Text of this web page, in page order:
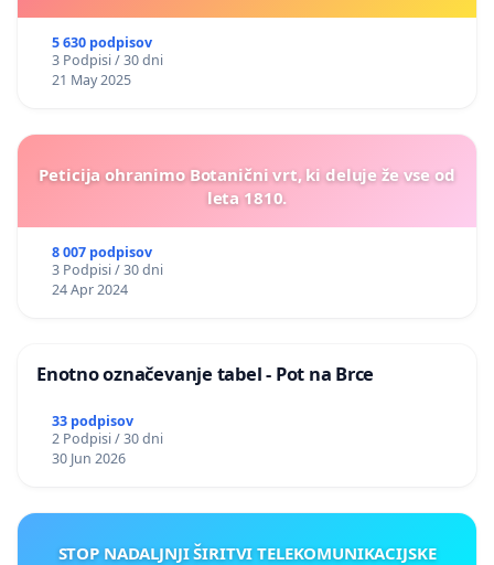
5 630 podpisov
3 Podpisi / 30 dni
21 May 2025
Peticija ohranimo Botanični vrt, ki deluje že vse od
leta 1810.
8 007 podpisov
3 Podpisi / 30 dni
24 Apr 2024
Enotno označevanje tabel - Pot na Brce
33 podpisov
2 Podpisi / 30 dni
30 Jun 2026
STOP NADALJNJI ŠIRITVI TELEKOMUNIKACIJSKE